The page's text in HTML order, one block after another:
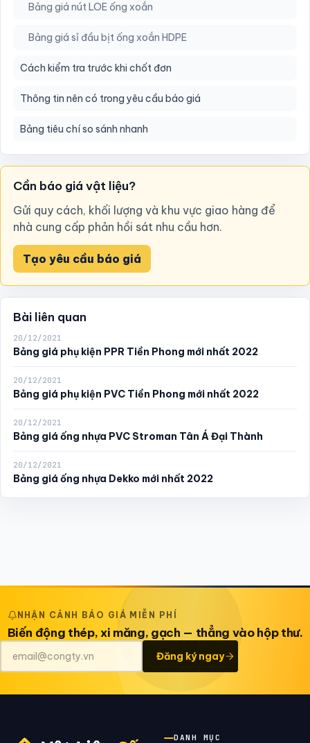
Bảng giá nút LOE ống xoắn
Bảng giá sỉ đầu bịt ống xoắn HDPE
Cách kiểm tra trước khi chốt đơn
Thông tin nên có trong yêu cầu báo giá
Bảng tiêu chí so sánh nhanh
Cần báo giá vật liệu?
Gửi quy cách, khối lượng và khu vực giao hàng để
nhà cung cấp phản hồi sát nhu cầu hơn.
Tạo yêu cầu báo giá
Bài liên quan
20/12/2021
Bảng giá phụ kiện PPR Tiền Phong mới nhất 2022
20/12/2021
Bảng giá phụ kiện PVC Tiền Phong mới nhất 2022
20/12/2021
Bảng giá ống nhựa PVC Stroman Tân Á Đại Thành
20/12/2021
Bảng giá ống nhựa Dekko mới nhất 2022
NHẬN CẢNH BÁO GIÁ MIỄN PHÍ
Biến động thép, xi măng, gạch — thẳng vào hộp thư.
Đăng ký ngay
DANH MỤC